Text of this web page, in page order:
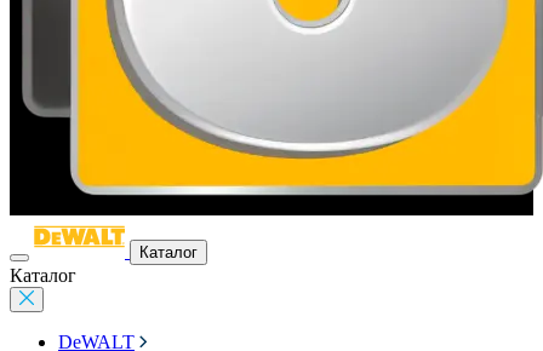
Каталог
Каталог
DeWALT